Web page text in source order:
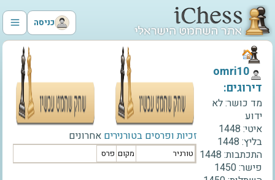
כניסה
זכיות ופרסים בטורנירים אחרונים
טורניר מקום פרס
‫omri10‬
דירוגים:
מד כושר:לא
ידוע
איטי: 1448
בליץ: 1448
התכתבות: 1448
פישר:1450